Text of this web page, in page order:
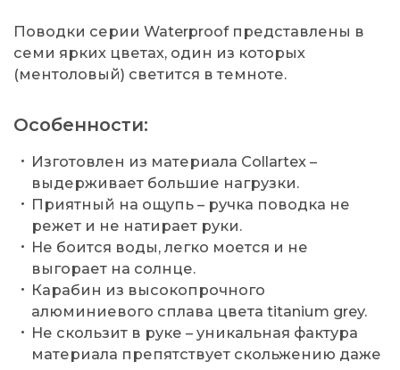
Поводки серии Waterproof представлены в
семи ярких цветах, один из которых
(ментоловый) светится в темноте.
Особенности:
Изготовлен из материала Collartex –
выдерживает большие нагрузки.
Приятный на ощупь – ручка поводка не
режет и не натирает руки.
Не боится воды, легко моется и не
выгорает на солнце.
Карабин из высокопрочного
алюминиевого сплава цвета titanium grey.
Не скользит в руке – уникальная фактура
материала препятствует скольжению даже